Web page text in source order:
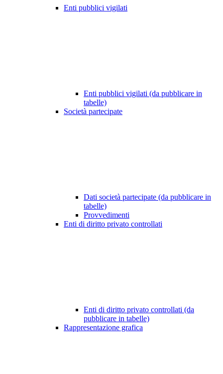
Enti pubblici vigilati
Enti pubblici vigilati (da pubblicare in
tabelle)
Società partecipate
Dati società partecipate (da pubblicare in
tabelle)
Provvedimenti
Enti di diritto privato controllati
Enti di diritto privato controllati (da
pubblicare in tabelle)
Rappresentazione grafica